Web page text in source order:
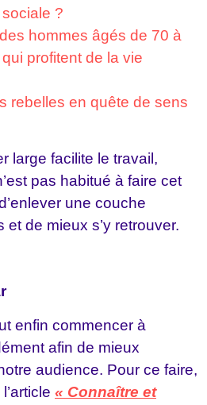
?
hommes âgés de 70 à
profitent de la vie
rebelles en quête de sens
large facilite le travail,
pas habitué à faire cet
une couche
et de mieux s’y retrouver.
enfin commencer à
afin de mieux
audience. Pour ce faire,
« Connaître et